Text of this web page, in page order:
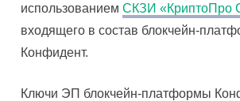
использованием СКЗИ «КриптоПро
входящего в состав блокчейн-
Конфидент.
Ключи ЭП блокчейн-платформы